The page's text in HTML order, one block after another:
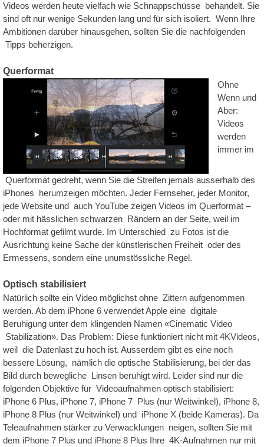
Videos werden heute vielfach wie Schnappschüsse behandelt. Sie
sind oft nur wenige Sekunden lang und für sich isoliert. Wenn Ihre
Ambitionen darüber hinausgehen, sollten Sie die nachfolgenden
Tipps beherzigen.
Querformat
Ohne
Wenn und
Aber:
Videos
werden
immer im
Querformat gedreht, wenn Sie die Streifen jemals ausserhalb des
iPhones herumzeigen möchten. Jeder Fernseher, jeder Monitor,
jede Website und auch YouTube zeigen Videos im Querformat –
oder mit hässlichen schwarzen Rändern an der Seite, weil im
Hochformat gefilmt wurde. Im Unterschied zu Fotos ist die
Ausrichtung keine Sache der künstlerischen Freiheit oder des
Ermessens, sondern eine unumstössliche Regel.
Optisch stabilisiert
Natürlich sollte ein Video möglichst ohne Zittern aufgenommen
werden. Ab dem iPhone 6 verwendet Apple eine digitale
Beruhigung unter dem klingenden Namen «Cinematic Video
Stabilization». Das Problem: Diese funktioniert nicht mit 4KVideos,
weil die Datenlast zu hoch ist. Ausserdem gibt es eine noch
bessere Lösung, nämlich die optische Stabilisierung, bei der das
Bild durch bewegliche Linsen beruhigt wird. Leider sind nur die
folgenden Objektive für Videoaufnahmen optisch stabilisiert:
iPhone 6 Plus, iPhone 7, iPhone 7 Plus (nur Weitwinkel), iPhone 8,
iPhone 8 Plus (nur Weitwinkel) und iPhone X (beide Kameras). Da
Teleaufnahmen stärker zu Verwacklungen neigen, sollten Sie mit
dem iPhone 7 Plus und iPhone 8 Plus Ihre 4K-Aufnahmen nur mit